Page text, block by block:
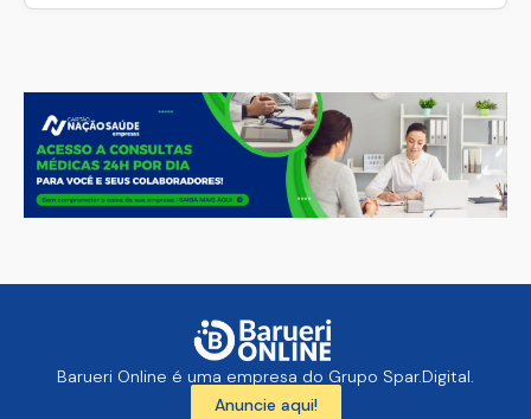
Barueri Online é uma empresa do Grupo Spar.Digital.
Anuncie aqui!